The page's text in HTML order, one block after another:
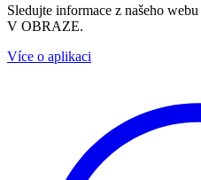
Sledujte informace z našeho
V OBRAZE.
Více o aplikaci